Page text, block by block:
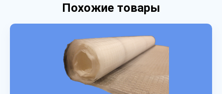
Похожие товары